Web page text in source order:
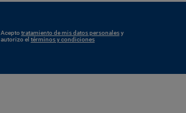
Aceptotratamiento de mis datos personalesy
autorizo el términos y condiciones